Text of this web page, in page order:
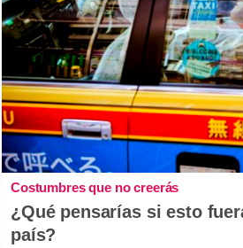
Costumbres que no creerás
¿Qué pensarías si esto
país?